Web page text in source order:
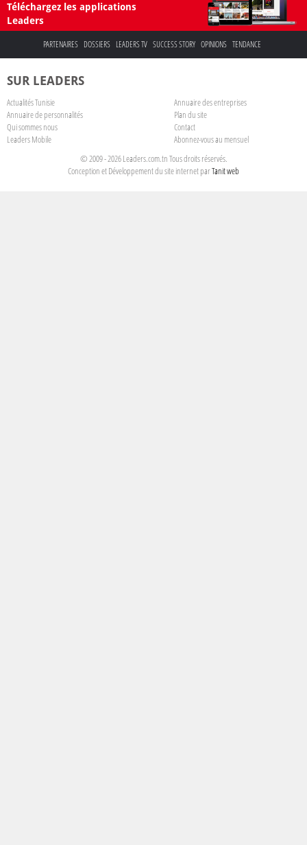
Téléchargez les applications
Leaders
PARTENAIRES DOSSIERS LEADERS TV SUCCESS STORY OPINIONS TENDANCE
SUR LEADERS
Actualités Tunisie
Annuaire des entreprises
Annuaire de personnalités
Plan du site
Qui sommes nous
Contact
Leaders Mobile
Abonnez-vous au mensuel
© 2009 - 2026 Leaders.com.tn Tous droits réservés.
Conception et Développement du site internet parTanit web